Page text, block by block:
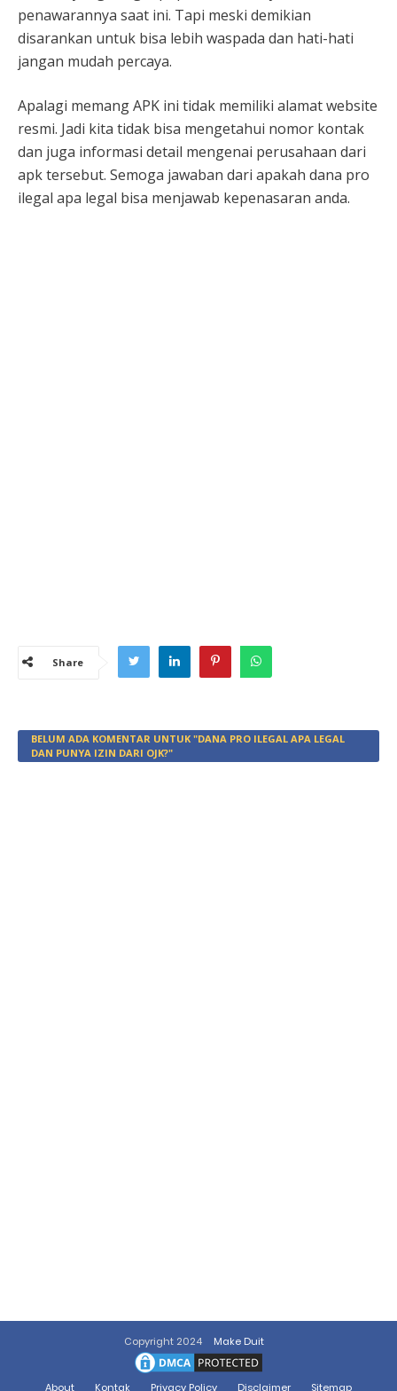
penawarannya saat ini. Tapi meski demikian
disarankan untuk bisa lebih waspada dan hati-hati
jangan mudah percaya.
Apalagi memang APK ini tidak memiliki alamat website
resmi. Jadi kita tidak bisa mengetahui nomor kontak
dan juga informasi detail mengenai perusahaan dari
apk tersebut. Semoga jawaban dari apakah dana pro
ilegal apa legal bisa menjawab kepenasaran anda.
Share
BELUM ADA KOMENTAR UNTUK "DANA PRO ILEGAL APA LEGAL
DAN PUNYA IZIN DARI OJK?"
Copyright 2024 Make Duit
About Kontak Privacy Policy Disclaimer Sitemap